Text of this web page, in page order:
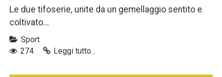
Le due tifoserie, unite da un gemellaggio sentito e
coltivato...
Sport
274
Leggi tutto...